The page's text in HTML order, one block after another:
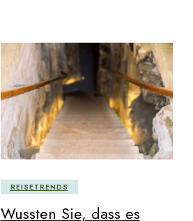
REISETRENDS
Wussten Sie, dass es